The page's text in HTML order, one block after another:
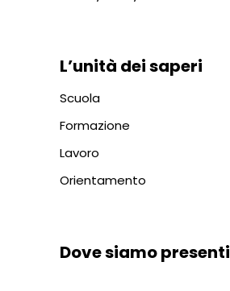
L’unità dei saperi
Scuola
Formazione
Lavoro
Orientamento
Dove siamo presenti